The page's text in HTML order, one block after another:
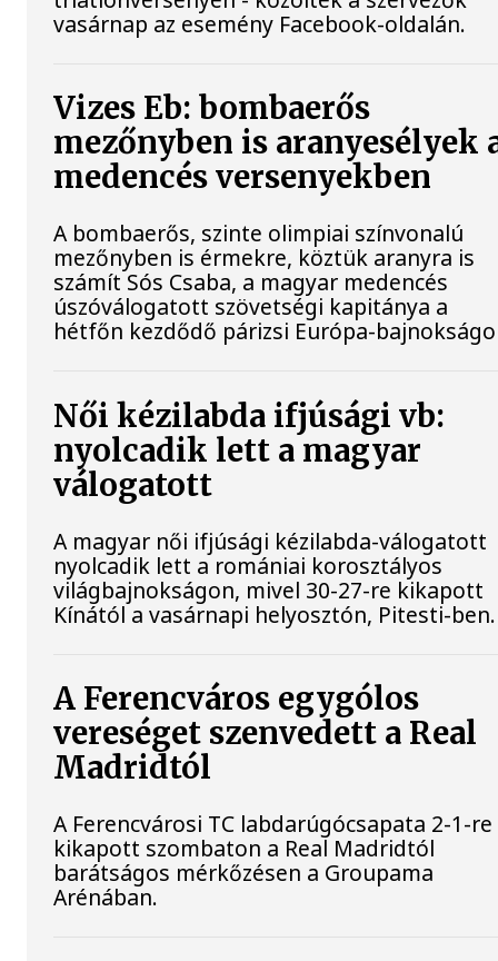
vasárnap az esemény Facebook-oldalán.
Vizes Eb: bombaerős
mezőnyben is aranyesélyek
medencés versenyekben
A bombaerős, szinte olimpiai színvonalú
mezőnyben is érmekre, köztük aranyra is
számít Sós Csaba, a magyar medencés
úszóválogatott szövetségi kapitánya a
hétfőn kezdődő párizsi Európa-
Női kézilabda ifjúsági vb:
nyolcadik lett a magyar
válogatott
A magyar női ifjúsági kézilabda-válogatott
nyolcadik lett a romániai korosztályos
világbajnokságon, mivel 30-27-re kikapott
Kínától a vasárnapi helyosztón, Pitesti-ben.
A Ferencváros egygólos
vereséget szenvedett a Real
Madridtól
A Ferencvárosi TC labdarúgócsapata 2-1-re
kikapott szombaton a Real Madridtól
barátságos mérkőzésen a Groupama
Arénában.